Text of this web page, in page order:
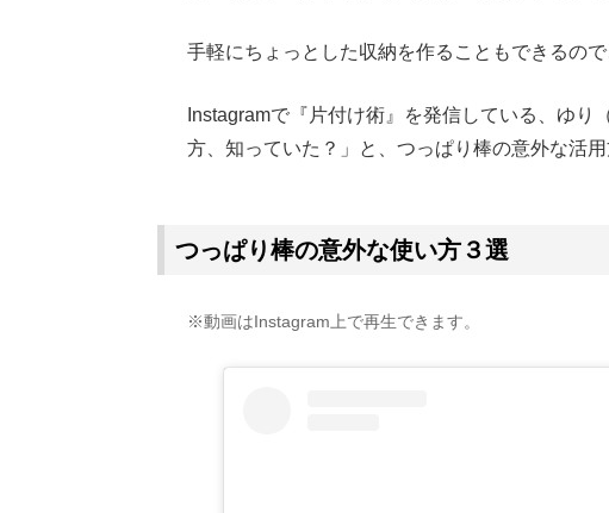
手軽にちょっとした収納を作ることもできるの
Instagramで『片付け術』を発信している、ゆり
方、知っていた？」と、つっぱり棒の意外な活用
つっぱり棒の意外な使い方３選
※動画はInstagram上で再生できます。